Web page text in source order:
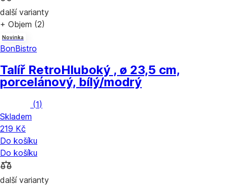
další varianty
+ Objem (2)
Novinka
BonBistro
Talíř RetroHluboký , ø 23,5 cm,
porcelánový, bílý/modrý
(1)
Skladem
219 Kč
Do košíku
Do košíku
další varianty